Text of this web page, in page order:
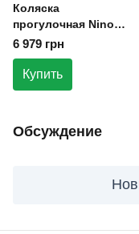
Коляска
прогулочная Ninos
Air большая и
легкая Gray
6 979 грн
Купить
Обсуждение